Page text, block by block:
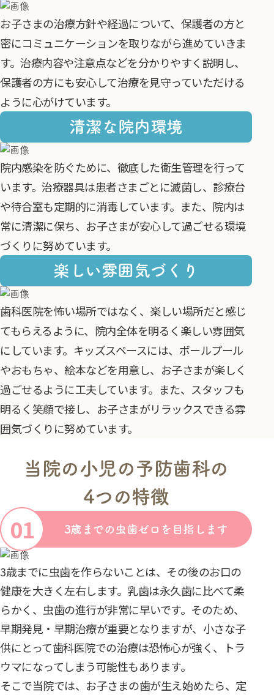
お子さまの治療方針や経過について、保護者の方と
密にコミュニケーションを取りながら進めていきま
す。治療内容や注意点などを分かりやすく説明し、
保護者の方にも安心して治療を見守っていただける
ように心がけています。
清潔な院内環境
院内感染を防ぐために、徹底した衛生管理を行って
います。治療器具は患者さまごとに滅菌し、診療台
や待合室も定期的に消毒しています。また、院内は
常に清潔に保ち、お子さまが安心して過ごせる環境
づくりに努めています。
楽しい雰囲気づくり
歯科医院を怖い場所ではなく、楽しい場所だと感じ
てもらえるように、院内全体を明るく楽しい雰囲気
にしています。キッズスペースには、ボールプール
やおもちゃ、絵本などを用意し、お子さまが楽しく
過ごせるように工夫しています。また、スタッフも
明るく笑顔で接し、お子さまがリラックスできる雰
囲気づくりに努めています。
当院の小児の予防歯科の
4つの特徴
3歳までの虫歯ゼロを目指します
3歳までに虫歯を作らないことは、その後のお口の
健康を大きく左右します。乳歯は永久歯に比べて柔
らかく、虫歯の進行が非常に早いです。そのため、
早期発見・早期治療が重要となりますが、小さな子
供にとって歯科医院での治療は恐怖心が強く、トラ
ウマになってしまう可能性もあります。
そこで当院では、お子さまの歯が生え始めたら、定